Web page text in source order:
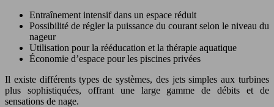
Entraînement intensif dans un espace réduit
Possibilité de régler la puissance du courant selon le niveau du
nageur
Utilisation pour la rééducation et la thérapie aquatique
Économie d’espace pour les piscines privées
Il existe différents types de systèmes, des jets simples aux turbines
plus sophistiquées, offrant une large gamme de débits et de
sensations de nage.